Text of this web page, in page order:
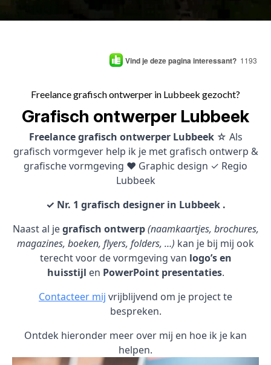
Vind je deze pagina interessant? 1193
Freelance grafisch ontwerper in Lubbeek gezocht?
Grafisch ontwerper Lubbeek
Freelance grafisch ontwerper Lubbeek ☆ Als
grafisch vormgever help ik je met grafisch ontwerp &
grafische vormgeving ♥ Graphic design ✓ Regio
Lubbeek
✓ Nr. 1 grafisch designer in Lubbeek .
Naast al jegrafisch ontwerp (naamkaartjes, brochures,
magazines, boeken, flyers, folders, …) kan je bij mij ook
terecht voor de vormgeving van logo’s en
huisstijl en PowerPoint presentaties.
Contacteer mij vrijblijvend om je project te
bespreken.
Ontdek hieronder meer over mij en hoe ik je kan
helpen.